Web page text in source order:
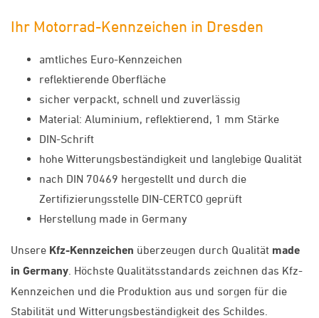
Ihr Motorrad-Kennzeichen in Dresden
amtliches Euro-Kennzeichen
reflektierende Oberfläche
sicher verpackt, schnell und zuverlässig
Material: Aluminium, reflektierend, 1 mm Stärke
DIN-Schrift
hohe Witterungsbeständigkeit und langlebige Qualität
nach DIN 70469 hergestellt und durch die
Zertifizierungsstelle DIN-CERTCO geprüft
Herstellung made in Germany
Unsere Kfz-Kennzeichen überzeugen durch Qualität made
in Germany . Höchste Qualitätsstandards zeichnen das Kfz-
Kennzeichen und die Produktion aus und sorgen für die
Stabilität und Witterungsbeständigkeit des Schildes.